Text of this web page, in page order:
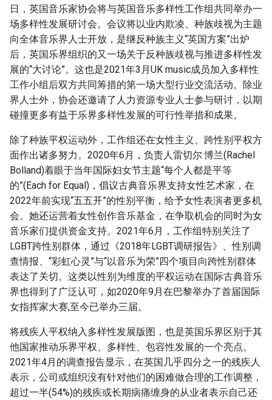
日，英国音乐家协会将与英国音乐多样性工作组共同举办一
场多样性发展研讨会。会议将以业内欺凌、种族歧视为主题
向全体音乐界人士开放，是继反种族主义“英国方案”出炉
后，英国乐界组织的又一场关于反种族歧视与推进多样性发
展的“大讨论”。这也是2021年3月UK music成员加入多样性
工作小组后双方共同筹措的第一场大型行业交流活动。除业
界人士外，协会还邀请了人力资源专业人士参与研讨，以期
碰撞更多有益于乐界多样性发展的可行性举措和成果。
除了种族平权运动外，工作组还在女性主义、跨性别平权方
面作出诸多努力。2020年6月，负责人雷切尔·博兰(Rachel
Bolland)着眼于当年国际妇女节主题“每个人都是平等
的”(Each for Equal)，倡议古典音乐界支持女性艺术家，在
2022年前实现“五五开”的性别平衡，给予女性表演者更多机
会。她还运营着女性创作音乐基金，在争取机会的同时为女
音乐家们提供资金支持。2021年6月，工作组特别关注了
LGBT跨性别群体，通过《2018年LGBT调研报告》、性别调
查情报、“彩虹心灵”与“以音乐为荣”四个项目向跨性别群体
表达了关切。这类以性别为维度的平权运动在国际古典音乐
界也得到了广泛认可，如2020年9月在巴黎举办了首届国际
女指挥家大赛,至今已举办三届。
将残疾人平权纳入多样性发展版图，也是英国乐界区别于其
他国家推动乐界平权、多样性、包容性发展的一个亮点。
2021年4月的调查报告显示，在英国几乎四分之一的残疾人
表示，公司或组织没有针对他们的困难做合理的工作调整，
超过一半(54%)的残疾或长期病痛缠身的从业者表示自己还